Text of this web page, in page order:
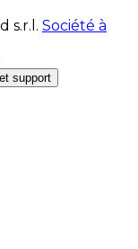
s.r.l. Société à
support